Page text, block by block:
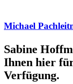
Michael
Sabine
Ihnen hier
Verfügung.